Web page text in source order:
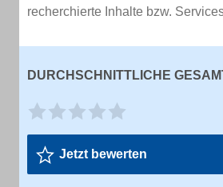
recherchierte Inhalte bzw.
DURCHSCHNITTLICHE
Jetzt bewerten